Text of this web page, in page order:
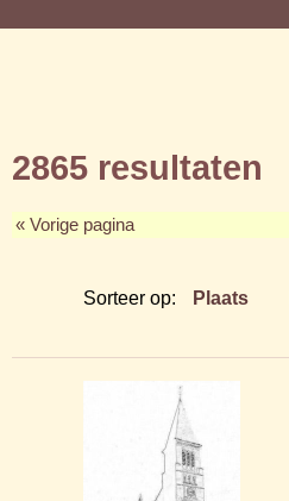
2865 resultaten
« Vorige pagina
Sorteer op: Plaats